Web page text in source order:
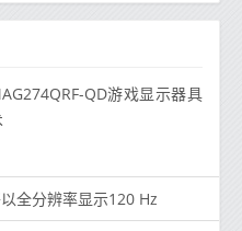
QD游戏显示器具
全分辨率显示120 Hz